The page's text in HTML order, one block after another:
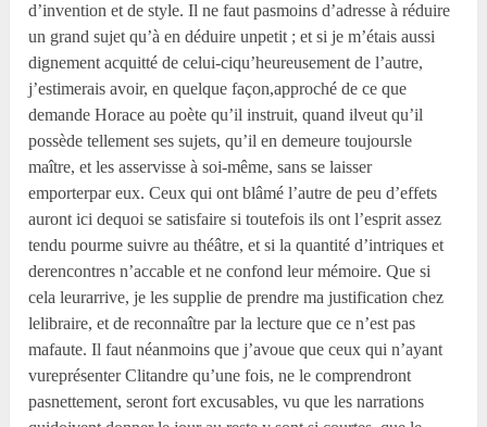
d’invention et de style. Il ne faut pasmoins d’adresse à réduire
un grand sujet qu’à en déduire unpetit ; et si je m’étais aussi
dignement acquitté de celui-ciqu’heureusement de l’autre,
j’estimerais avoir, en quelque façon,approché de ce que
demande Horace au poète qu’il instruit, quand ilveut qu’il
possède tellement ses sujets, qu’il en demeure toujoursle
maître, et les asservisse à soi-même, sans se laisser
emporterpar eux. Ceux qui ont blâmé l’autre de peu d’effets
auront ici dequoi se satisfaire si toutefois ils ont l’esprit assez
tendu pourme suivre au théâtre, et si la quantité d’intriques et
derencontres n’accable et ne confond leur mémoire. Que si
cela leurarrive, je les supplie de prendre ma justification chez
lelibraire, et de reconnaître par la lecture que ce n’est pas
mafaute. Il faut néanmoins que j’avoue que ceux qui n’ayant
vureprésenter Clitandre qu’une fois, ne le comprendront
pasnettement, seront fort excusables, vu que les narrations